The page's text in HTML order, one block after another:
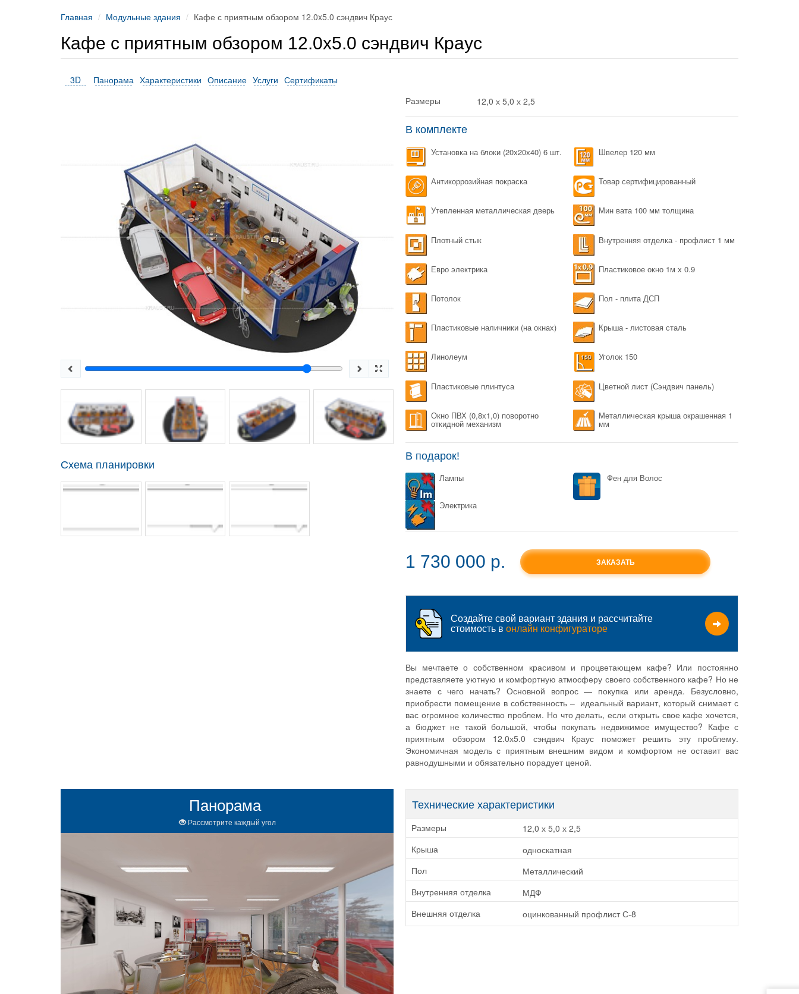
Главная Модульные здания Кафе с приятным обзором 12.0x5.0 сэндвич Краус
Кафе с приятным обзором 12.0x5.0 сэндвич Краус
3D Панорама Характеристики Описание Услуги Сертификаты
Размеры 12,0 х 5,0 х 2,5
В комплекте
Установка на блоки (20х20х40) 6 шт. Швелер 120 мм
Антикоррозийная покраска Товар сертифицированный
Утепленная металлическая дверь Мин вата 100 мм толщина
Плотный стык Внутренняя отделка - профлист 1 мм
Евро электрика Пластиковое окно 1м х 0.9
Потолок Пол - плита ДСП
Пластиковые наличники (на окнах) Крыша - листовая сталь
Линолеум Уголок 150
Пластиковые плинтуса Цветной лист (Сэндвич панель)
Окно ПВХ (0,8х1,0) поворотно
откидной механизм
Металлическая крыша окрашенная 1
мм
В подарок!
Лампы Фен для Волос
Электрика
1 730 000 p. ЗАКАЗАТЬ
Создайте свой вариант здания и рассчитайте
стоимость в онлайн конфигураторе
Вы мечтаете о собственном красивом и процветающем кафе? Или постоянно
представляете уютную и комфортную атмосферу своего собственного кафе? Но не
знаете с чего начать? Основной вопрос — покупка или аренда. Безусловно,
приобрести помещение в собственность – идеальный вариант, который снимает с
вас огромное количество проблем. Но что делать, если открыть свое кафе хочется,
а бюджет не такой большой, чтобы покупать недвижимое имущество? Кафе с
приятным обзором 12.0х5.0 сэндвич Краус поможет решить эту проблему.
Экономичная модель с приятным внешним видом и комфортом не оставит вас
равнодушными и обязательно порадует ценой.
Схема планировки
Панорама
Рассмотрите каждый угол
Технические характеристики
Размеры 12,0 х 5,0 х 2,5
Крыша односкатная
Пол Металлический
Внутренняя отделка МДФ
Внешняя отделка оцинкованный профлист С-8